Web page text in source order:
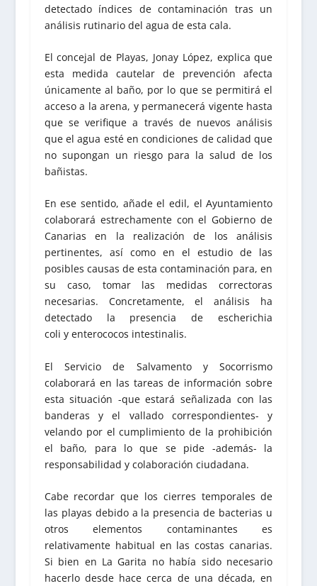
detectado índices de contaminación tras un
análisis rutinario del agua de esta cala.
El concejal de Playas, Jonay López, explica que
esta medida cautelar de prevención afecta
únicamente al baño, por lo que se permitirá el
acceso a la arena, y permanecerá vigente hasta
que se verifique a través de nuevos análisis
que el agua esté en condiciones de calidad que
no supongan un riesgo para la salud de los
bañistas.
En ese sentido, añade el edil, el Ayuntamiento
colaborará estrechamente con el Gobierno de
Canarias en la realización de los análisis
pertinentes, así como en el estudio de las
posibles causas de esta contaminación para, en
su caso, tomar las medidas correctoras
necesarias. Concretamente, el análisis ha
detectado la presencia de escherichia
coli y enterococos intestinalis.
El Servicio de Salvamento y Socorrismo
colaborará en las tareas de información sobre
esta situación -que estará señalizada con las
banderas y el vallado correspondientes- y
velando por el cumplimiento de la prohibición
el baño, para lo que se pide -además- la
responsabilidad y colaboración ciudadana.
Cabe recordar que los cierres temporales de
las playas debido a la presencia de bacterias u
otros elementos contaminantes es
relativamente habitual en las costas canarias.
Si bien en La Garita no había sido necesario
hacerlo desde hace cerca de una década, en